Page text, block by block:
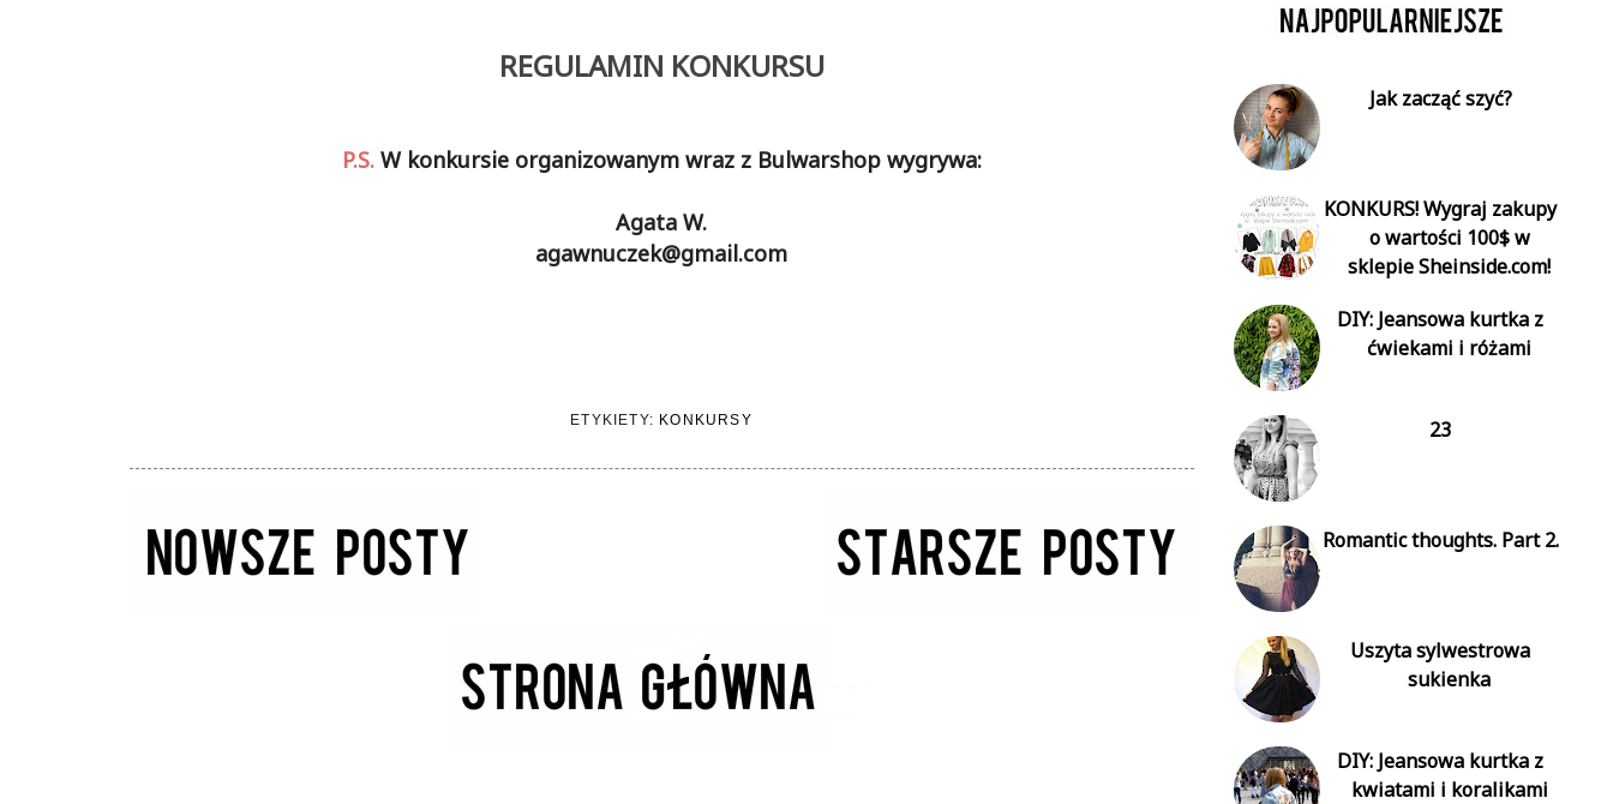
REGULAMIN KONKURSU
P.S. W konkursie organizowanym wraz z Bulwarshop wygrywa:
Agata W.
agawnuczek@gmail.com
ETYKIETY: KONKURSY
Jak zacząć szyć?
KONKURS! Wygraj zakupy
o wartości 100$ w
sklepie Sheinside.com!
DIY: Jeansowa kurtka z
ćwiekami i różami
23
Romantic thoughts. Part 2.
Uszyta sylwestrowa
sukienka
DIY: Jeansowa kurtka z
kwiatami i koralikami